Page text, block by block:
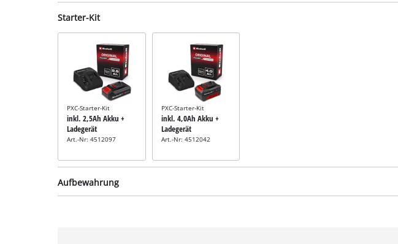
Starter-Kit
PXC-Starter-Kit
inkl. 2,5Ah Akku +
Ladegerät
Art.-Nr: 4512097
PXC-Starter-Kit
inkl. 4,0Ah Akku +
Ladegerät
Art.-Nr: 4512042
Aufbewahrung